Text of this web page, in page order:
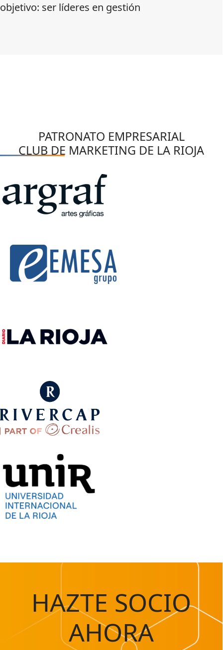
objetivo: ser líderes en gestión
PATRONATO EMPRESARIAL
CLUB DE MARKETING DE LA RIOJA
HAZTE SOCIO
AHORA